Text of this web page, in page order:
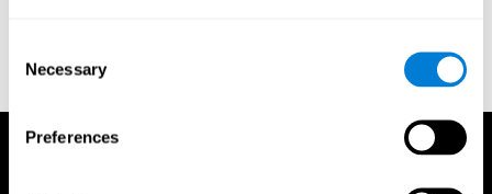
Selection
Necessary
Preferences